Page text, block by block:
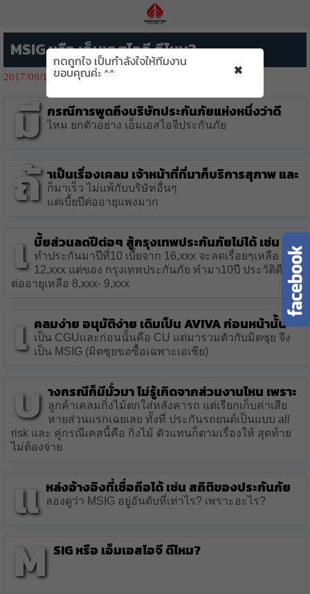
MSIG หรือ เอ็มเอสไอจี ดีไหม?
2017/09/147088👁️‍🗨️
มี กรณีการพูดถึงบริษัทประกันภัยแห่งหนึ่งว่าดี
ไหม ยกตัวอย่าง เอ็มเอสไอจีประกันภัย
ถ้ าเป็นเรื่องเคลม เจ้าหน้าที่ที่มาก็บริการสุภาพ และ
ก็มาเร็ว ไม่แพ้กับบริษัทอื่นๆ
แต่เบี้ยปีต่ออายุแพงมาก
เ บี้ยส่วนลดปีต่อๆ สู้กรุงเทพประกันภัยไม่ได้ เช่น รถ
ทำประกันมาปีที่10 เบี้ยจาก 16,xxx จะลดเรื่อยๆเหลือ
12,xxx แต่ของ กรุงเทพประกันภัย ทำมา10ปี ประวัติดี ปี
ต่ออายุเหลือ 8,xxx- 9,xxx
เ คลมง่าย อนุมัติง่าย เดิมเป็น AVIVA ก่อนหน้านั้น
เป็น CGUเเละก่อนนั้นคือ CU แต่มารวมตัวกับมิตซุย จึง
เป็น MSIG (มิตซุยขอซื้อเฉพาะเอเชีย)
บ างกรณีก็มีมั่วมา ไม่รู้เกิดจากส่วนงานไหน เพราะ
ลูกค้าเคลมกิ่งไม้ตกใส่หลังคารถ แต่เรียกเก็บค่าเสีย
หายส่วนแรกเฉยเลย ทั้งที่ ประกันรถยนต์เป็นแบบ all
risk และ คู่กรณีเคสนี้คือ กิ่งไม้ ตัวแทนก็ตามเรื่องให้ สุดท้าย
ไม่ต้องจ่าย
แ หล่งอ้างอิงที่เชื่อถือได้ เช่น สถิติของประกันภัย
ลองดูว่า MSIG อยู่อันดับที่เท่าไร? เพราะอะไร?
M SIG หรือ เอ็มเอสไอจี ดีไหม?
กดถูกใจ เป็นกำลังใจให้ทีมงาน
ขอบคุณค่ะ ^^ ×